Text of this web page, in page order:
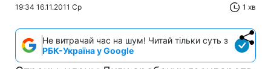
19:34 16.11.2011 Ср 1 хв
Не витрачай час на шум! Читай тільки суть з
РБК-Україна у Google